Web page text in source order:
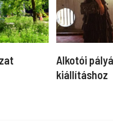
Alkotói
kiállításhoz